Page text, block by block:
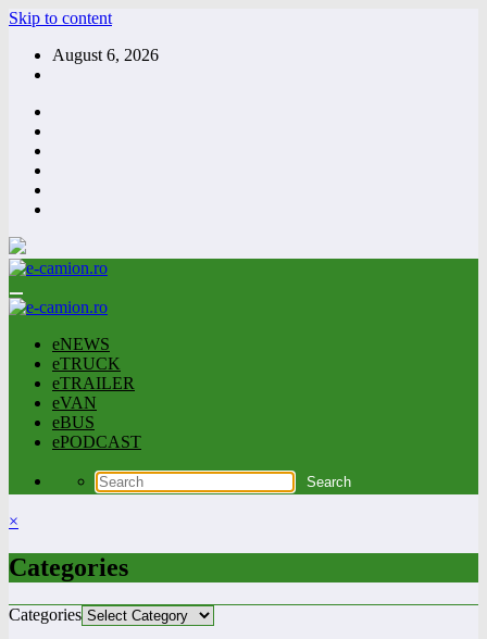
Skip to content
August 6, 2026
eNEWS
eTRUCK
eTRAILER
eVAN
eBUS
ePODCAST
×
Categories
Categories